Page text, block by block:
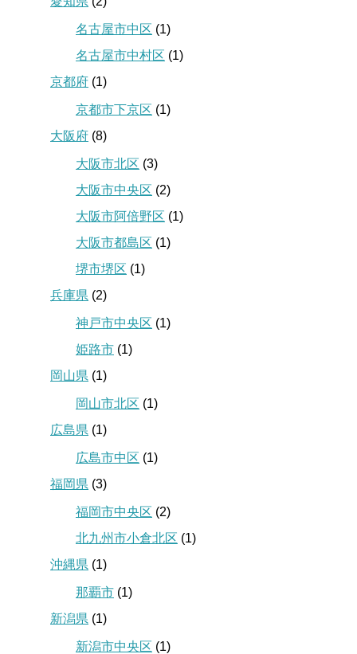
名古屋市中区 (1)
名古屋市中村区 (1)
京都府 (1)
京都市下京区 (1)
大阪府 (8)
大阪市北区 (3)
大阪市中央区 (2)
大阪市阿倍野区 (1)
大阪市都島区 (1)
堺市堺区 (1)
兵庫県 (2)
神戸市中央区 (1)
姫路市 (1)
岡山県 (1)
岡山市北区 (1)
広島県 (1)
広島市中区 (1)
福岡県 (3)
福岡市中央区 (2)
北九州市小倉北区 (1)
沖縄県 (1)
那覇市 (1)
新潟県 (1)
新潟市中央区 (1)